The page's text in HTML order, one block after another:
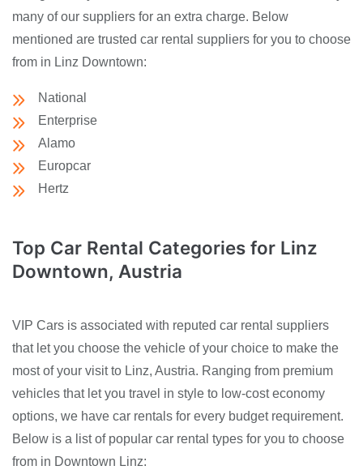
many of our suppliers for an extra charge. Below
mentioned are trusted car rental suppliers for you to choose
from in Linz Downtown:
National
Enterprise
Alamo
Europcar
Hertz
Top Car Rental Categories for Linz
Downtown, Austria
VIP Cars is associated with reputed car rental suppliers
that let you choose the vehicle of your choice to make the
most of your visit to Linz, Austria. Ranging from premium
vehicles that let you travel in style to low-cost economy
options, we have car rentals for every budget requirement.
Below is a list of popular car rental types for you to choose
from in Downtown Linz: